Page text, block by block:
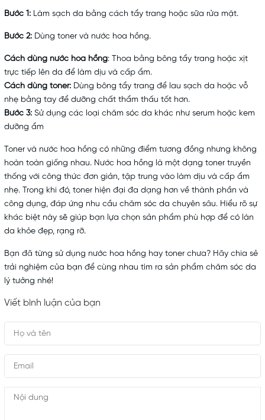
Bước 1: Làm sạch da bằng cách tẩy trang hoặc sữa rửa mặt.
Bước 2: Dùng toner và nước hoa hồng.
Cách dùng nước hoa hồng: Thoa bằng bông tẩy trang hoặc xịt
trực tiếp lên da để làm dịu và cấp ẩm.
Cách dùng toner: Dùng bông tẩy trang để lau sạch da hoặc vỗ
nhẹ bằng tay để dưỡng chất thẩm thấu tốt hơn.
Bước 3: Sử dụng các loại chăm sóc da khác như serum hoặc kem
dưỡng ẩm
Toner và nước hoa hồng có những điểm tương đồng nhưng không
hoàn toàn giống nhau. Nước hoa hồng là một dạng toner truyền
thống với công thức đơn giản, tập trung vào làm dịu và cấp ẩm
nhẹ. Trong khi đó, toner hiện đại đa dạng hơn về thành phần và
công dụng, đáp ứng nhu cầu chăm sóc da chuyên sâu. Hiểu rõ sự
khác biệt này sẽ giúp bạn lựa chọn sản phẩm phù hợp để có làn
da khỏe đẹp, rạng rỡ.
Bạn đã từng sử dụng nước hoa hồng hay toner chưa? Hãy chia sẻ
trải nghiệm của bạn để cùng nhau tìm ra sản phẩm chăm sóc da
lý tưởng nhé!
Viết bình luận của bạn